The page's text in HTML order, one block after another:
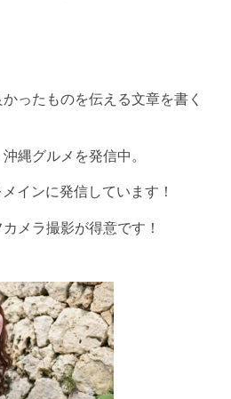
ったものを伝える文章を書く
縄グルメを発信中。
インに発信しています！
メラ撮影が得意です！